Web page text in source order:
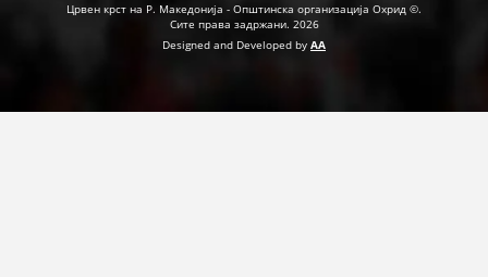
СТРАТЕГИИ
Црвен крст на Р. Македонија - Општинска организација Охрид ©.
Сите права задржани. 2026
Designed and Developed by AA